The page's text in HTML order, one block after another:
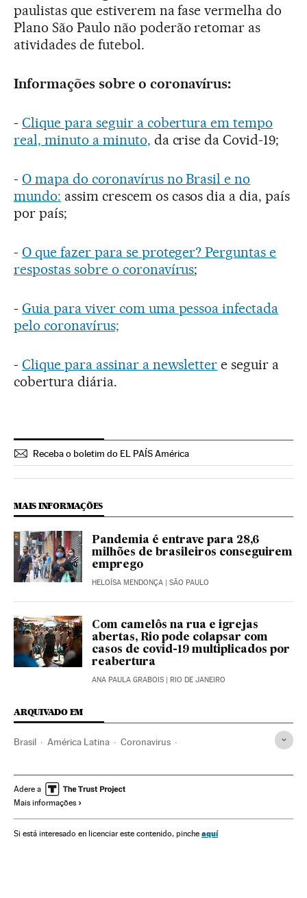
paulistas que estiverem na fase vermelha do
Plano São Paulo não poderão retomar as
atividades de futebol.
Informações sobre o coronavírus:
- Clique para seguir a cobertura em tempo
real, minuto a minuto, da crise da Covid-19;
- O mapa do coronavírus no Brasil e no
mundo: assim crescem os casos dia a dia, país
por país;
- O que fazer para se proteger? Perguntas e
respostas sobre o coronavírus;
- Guia para viver com uma pessoa infectada
pelo coronavírus;
- Clique para assinar a newsletter e seguir a
cobertura diária.
Receba o boletim do EL PAÍS América
MAIS INFORMAÇÕES
Pandemia é entrave para 28,6
milhões de brasileiros conseguirem
emprego
HELOÍSA MENDONÇA | SÃO PAULO
Com camelôs na rua e igrejas
abertas, Rio pode colapsar com
casos de covid-19 multiplicados por
reabertura
ANA PAULA GRABOIS | RIO DE JANEIRO
ARQUIVADO EM
Brasil América Latina Coronavirus
Doenças infecciosas Saúde
João Doria Júnior
Adere a
Mais informações
Si está interesado en licenciar este contenido, pinche aquí